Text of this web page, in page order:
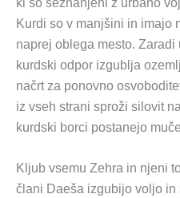
Kurdi so v manjšini in imajo
naprej oblega mesto.
kurdski odpor izgublja
načrt za ponovno
iz vseh strani sproži silovit
kurdski borci postanejo
Kljub vsemu Zehra in njeni
člani Daeša izgubijo voljo in